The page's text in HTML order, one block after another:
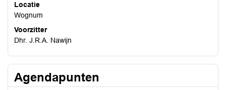
Locatie
Wognum
Voorzitter
Dhr. J.R.A. Nawijn
Agendapunten